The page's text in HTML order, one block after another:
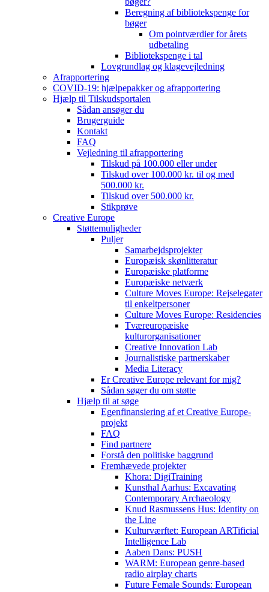
Beregning af bibliotekspenge for
bøger
Om pointværdier for årets
udbetaling
Bibliotekspenge i tal
Lovgrundlag og klagevejledning
Afrapportering
COVID-19: hjælpepakker og afrapportering
Hjælp til Tilskudsportalen
Sådan ansøger du
Brugerguide
Kontakt
FAQ
Vejledning til afrapportering
Tilskud på 100.000 eller under
Tilskud over 100.000 kr. til og med
500.000 kr.
Tilskud over 500.000 kr.
Stikprøve
Creative Europe
Støttemuligheder
Puljer
Samarbejdsprojekter
Europæisk skønlitteratur
Europæiske platforme
Europæiske netværk
Culture Moves Europe: Rejselegater
til enkeltpersoner
Culture Moves Europe: Residencies
Tværeuropæiske
kulturorganisationer
Creative Innovation Lab
Journalistiske partnerskaber
Media Literacy
Er Creative Europe relevant for mig?
Sådan søger du om støtte
Hjælp til at søge
Egenfinansiering af et Creative Europe-
projekt
FAQ
Find partnere
Forstå den politiske baggrund
Fremhævede projekter
Khora: DigiTraining
Kunsthal Aarhus: Excavating
Contemporary Archaeology
Knud Rasmussens Hus: Identity on
the Line
Kulturværftet: European ARTificial
Intelligence Lab
Aaben Dans: PUSH
WARM: European genre-based
radio airplay charts
Future Female Sounds: European